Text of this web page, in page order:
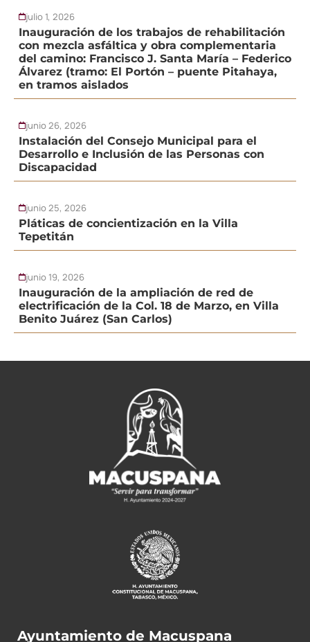
julio 1, 2026
Inauguración de los trabajos de rehabilitación
con mezcla asfáltica y obra complementaria
del camino: Francisco J. Santa María – Federico
Álvarez (tramo: El Portón – puente Pitahaya,
en tramos aislados
junio 26, 2026
Instalación del Consejo Municipal para el
Desarrollo e Inclusión de las Personas con
Discapacidad
junio 25, 2026
Pláticas de concientización en la Villa
Tepetitán
junio 19, 2026
Inauguración de la ampliación de red de
electrificación de la Col. 18 de Marzo, en Villa
Benito Juárez (San Carlos)
Ayuntamiento de Macuspana